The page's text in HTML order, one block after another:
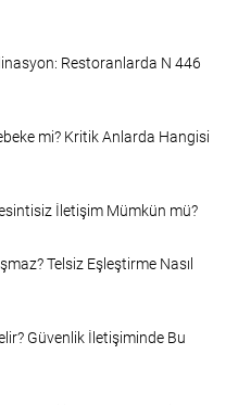
Restoranlarda N 446
mi? Kritik Anlarda Hangisi
İletişim Mümkün mü?
Telsiz Eşleştirme Nasıl
Güvenlik İletişiminde Bu